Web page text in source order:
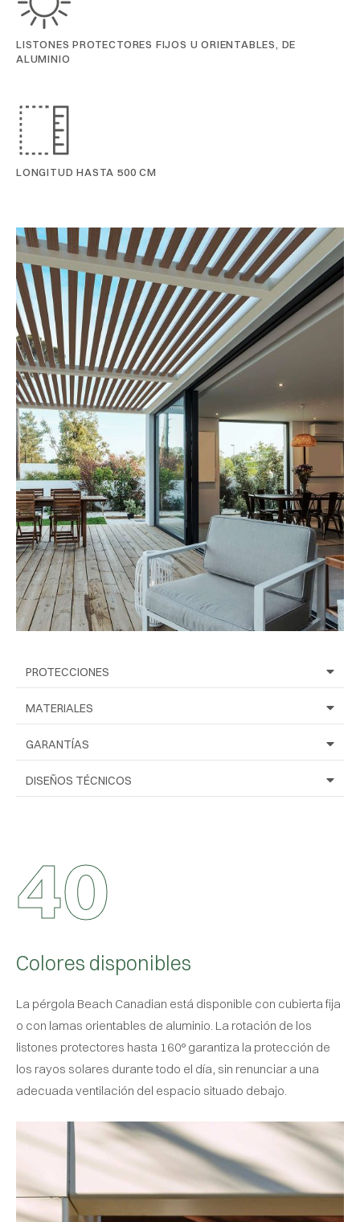
LISTONES PROTECTORES FIJOS U ORIENTABLES, DE
ALUMINIO
LONGITUD HASTA 500 CM
PROTECCIONES
MATERIALES
GARANTÍAS
DISEÑOS TÉCNICOS
40
Colores disponibles
La pérgola Beach Canadian está disponible con cubierta fija
o con lamas orientables de aluminio. La rotación de los
listones protectores hasta 160° garantiza la protección de
los rayos solares durante todo el día, sin renunciar a una
adecuada ventilación del espacio situado debajo.